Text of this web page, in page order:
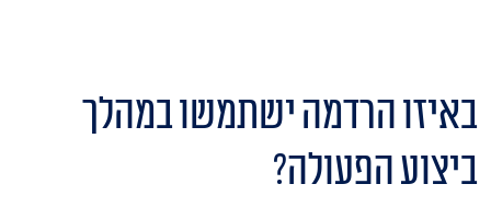
באיזו הרדמה ישתמשו במהלך
ביצוע הפעולה?